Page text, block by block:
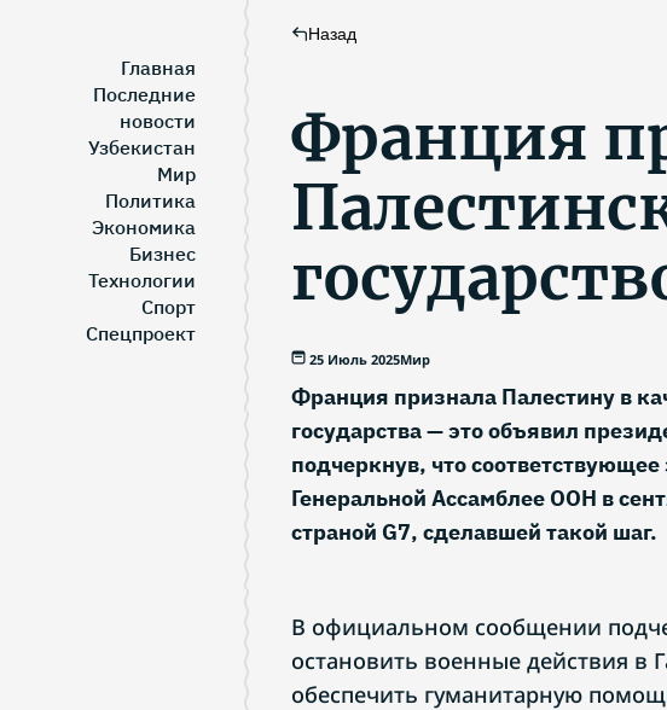
Главная
Последние
новости
Узбекистан
Мир
Политика
Экономика
Бизнес
Технологии
Спорт
Спецпроект
Назад
Франция
25 Июль 2025Мир
Франция признала Палестину в
государства — это объявил
подчеркнув, что
Генеральной Ассамблее ООН в
страной G7, сделавшей такой шаг.
В официальном сообщении
остановить военные действия в
обеспечить гуманитарную